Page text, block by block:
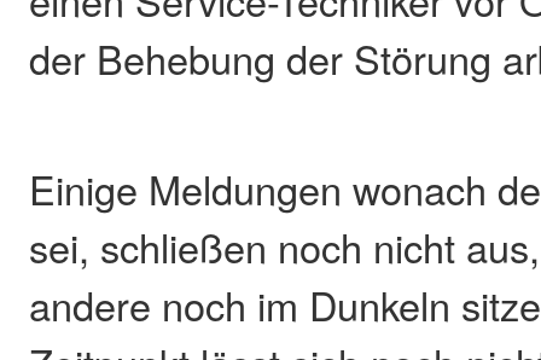
der Behebung der Störung
Einige Meldungen wonach
sei, schließen noch nicht
andere noch im Dunkeln